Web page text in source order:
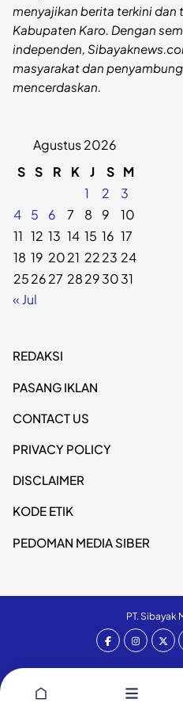
menyajikan berita terkini dan
Kabupaten Karo. Dengan
independen,
masyarakat dan
mencerdaskan.
Agustus 2026
S S R K J S M
1
2
3
4
5 6 7 8 9
10
11 12 13 14 15 16 17
18 19 2021 2223 24
252627 28293031
« Jul
REDAKSI
PASANG IKLAN
CONTACT US
PRIVACY POLICY
DISCLAIMER
KODE ETIK
PEDOMAN MEDIA SIBER
PT. Sibayak